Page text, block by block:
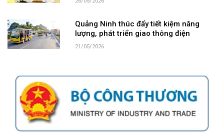
Quảng Ninh thúc đẩy tiết kiệm năng
lượng, phát triển giao thông điện
21/05/2026